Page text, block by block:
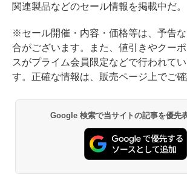
関連製品などのセール情報を掲載中だ。
※セール開催・内容・価格等は、予告
合がございます。また、値引きやクー
スがプライム会員限定などで行われて
す。正確な情報は、販売ページ上でご確
Google 検索で当サイトの記事を優先